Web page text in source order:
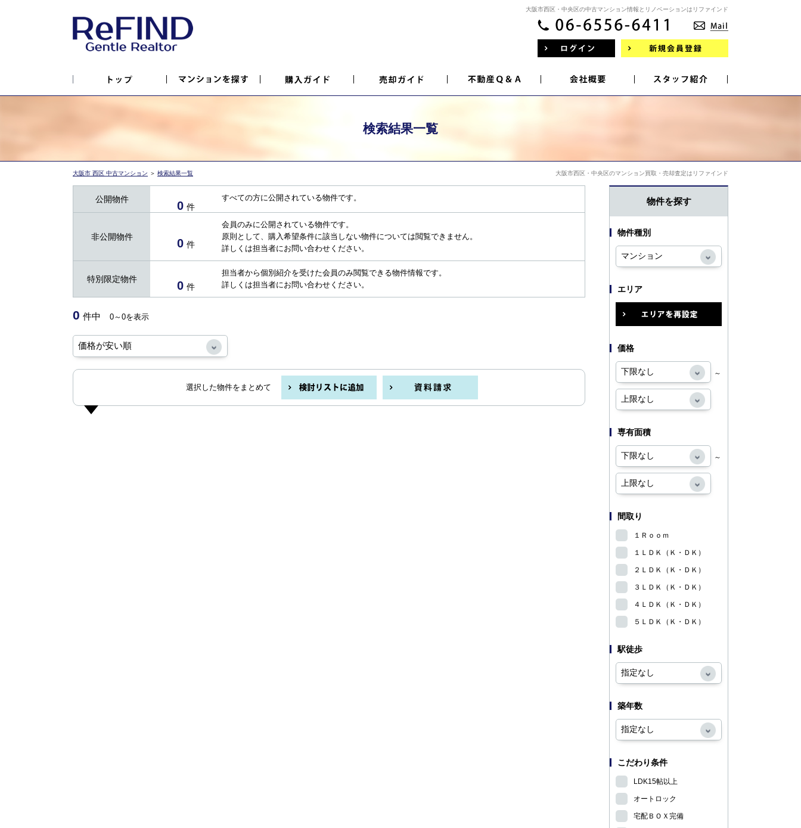
大阪市西区・中央区の中古マンション情報とリノベーションはリファインド
検索結果一覧
大阪市 西区 中古マンション ＞ 検索結果一覧 大阪市西区・中央区のマンション買取・売却査定はリファインド
公開物件 0 件
すべての方に公開されている物件です。
非公開物件 0 件
会員のみに公開されている物件です。
原則として、購入希望条件に該当しない物件については閲覧できません。
詳しくは担当者にお問い合わせください。
特別限定物件 0 件
担当者から個別紹介を受けた会員のみ閲覧できる物件情報です。
詳しくは担当者にお問い合わせください。
0 件中 0～0を表示
選択した物件をまとめて
物件を探す
物件種別
エリア
価格
～
専有面積
～
間取り
１Ｒｏｏｍ
１ＬＤＫ（Ｋ・ＤＫ）
２ＬＤＫ（Ｋ・ＤＫ）
３ＬＤＫ（Ｋ・ＤＫ）
４ＬＤＫ（Ｋ・ＤＫ）
５ＬＤＫ（Ｋ・ＤＫ）
駅徒歩
築年数
こだわり条件
LDK15帖以上
オートロック
宅配ＢＯＸ完備